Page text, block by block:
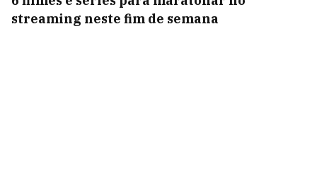
streaming neste fim de semana